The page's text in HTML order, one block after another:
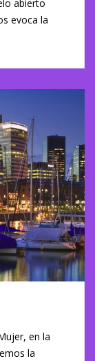
abierto
evoca la
en la
la